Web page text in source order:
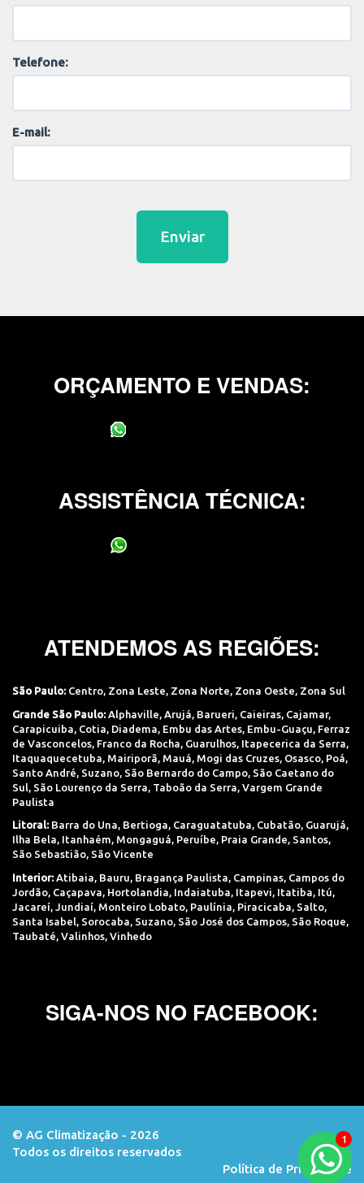
Telefone:
E-mail:
Enviar
ORÇAMENTO E VENDAS:
ASSISTÊNCIA TÉCNICA:
ATENDEMOS AS REGIÕES:
São Paulo: Centro, Zona Leste, Zona Norte, Zona Oeste, Zona Sul
Grande São Paulo: Alphaville Arujá Barueri Caieiras Cajamar,
Carapicuiba Cotia Diadema Embu das Artes Embu-Guaçu Ferraz
de Vasconcelos Franco da Rocha Guarulhos Itapecerica da Serra
Itaquaquecetuba Mairiporã Mauá Mogi das Cruzes Osasco Poá
Santo André Suzano São Bernardo do Campo São Caetano do
Sul São Lourenço da Serra Taboão da Serra Vargem Grande
Paulista
Litoral: Barra do Una, Bertioga, Caraguatatuba, Cubatão, Guarujá,
Ilha Bela, Itanhaém, Mongaguá, Peruíbe, Praia Grande, Santos,
São Sebastião, São Vicente
Interior: Atibaia Bauru Bragança Paulista Campinas Campos do
Jordão Caçapava Hortolandia Indaiatuba Itapevi Itatiba Itú
Jacareí
Jundiaí Monteiro Lobato Paulínia Piracicaba Salto
Santa Isabel Sorocaba Suzano São José dos Campos São Roque
Taubaté Valinhos Vinhedo
SIGA-NOS NO FACEBOOK:
© AG Climatização - 2026
Todos os direitos reservados
Política de Privacidade
Orçamento